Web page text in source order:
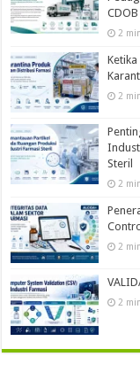
2
2
Steril
2
2
2